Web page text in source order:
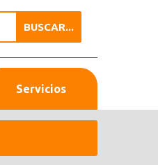
BUSCAR...
Servicios